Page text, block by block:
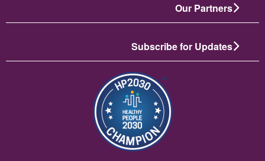
Our Partners
Subscribe for Updates
الصورة